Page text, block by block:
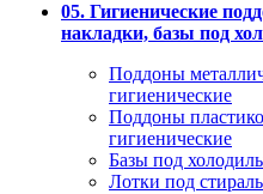
05. Гигиенические
накладки, базы под
Поддоны
гигиенические
Поддоны
гигиенические
Базы под
Лотки под